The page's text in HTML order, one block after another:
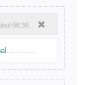
08.36